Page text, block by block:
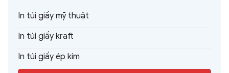
In túi giấy mỹ thuật
In túi giấy kraft
In túi giấy ép kim